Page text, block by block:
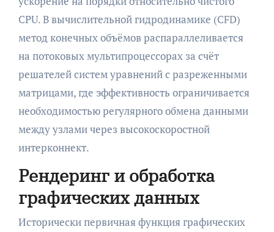
CPU. В вычислительной гидродинамике (CFD)
метод конечных объёмов распараллеливается
на потоковых мультипроцессорах за счёт
решателей систем уравнений с разреженными
матрицами, где эффективность ограничивается
необходимостью регулярного обмена данными
между узлами через высокоскоростной
интерконнект.
Рендеринг и обработка
графических данных
Исторически первичная функция графических